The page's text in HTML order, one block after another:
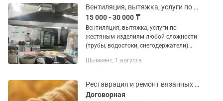
Вентиляция, вытяжка, услуги по жестяным изделиям любой сложности
15 000 - 30 000 ₸
Вентиляция, вытяжка, услуги по
жестяным изделиям любой сложности
(трубы, водостоки, снегодержатели)
Шымкент, 1 августа
Реставрация и ремонт вязанных изделий
Договорная